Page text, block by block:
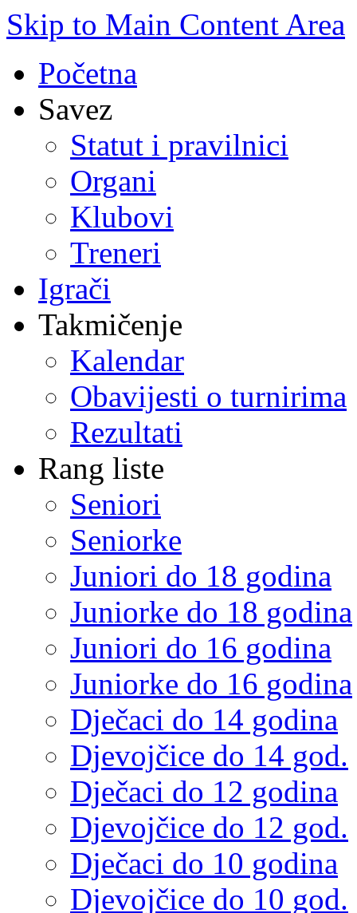
Skip to Main Content Area
Početna
Savez
Statut i pravilnici
Organi
Klubovi
Treneri
Igrači
Takmičenje
Kalendar
Obavijesti o turnirima
Rezultati
Rang liste
Seniori
Seniorke
Juniori do 18 godina
Juniorke do 18 godina
Juniori do 16 godina
Juniorke do 16 godina
Dječaci do 14 godina
Djevojčice do 14 god.
Dječaci do 12 godina
Djevojčice do 12 god.
Dječaci do 10 godina
Djevojčice do 10 god.